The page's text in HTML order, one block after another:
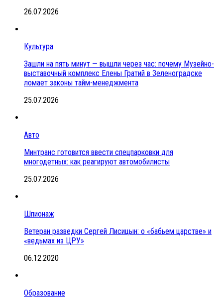
26.07.2026
Культура
Зашли на пять минут — вышли через час: почему Музейно-
выставочный комплекс Елены Гратий в Зеленоградске
ломает законы тайм-менеджмента
25.07.2026
Авто
Минтранс готовится ввести спецпарковки для
многодетных: как реагируют автомобилисты
25.07.2026
Шпионаж
Ветеран разведки Сергей Лисицын: о «бабьем царстве» и
«ведьмах из ЦРУ»
06.12.2020
Образование